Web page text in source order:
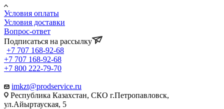
Условия оплаты
Условия доставки
Вопрос-ответ
Подписаться на рассылку
+7 707 168-92-68
+7 707 168-92-68
+7 800 222-79-70
imkzt@prodservice.ru
Республика Казахстан, СКО г.Петропавловск,
ул.Айыртауская, 5